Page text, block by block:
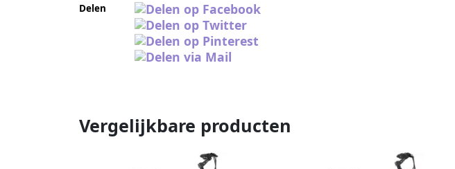
Delen
Vergelijkbare producten